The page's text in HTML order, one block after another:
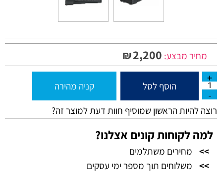
מחיר מבצע: ₪2,200
הוסף לסל קניה מהירה
רוצה להיות הראשון שמוסיף חוות דעת למוצר זה?
למה לקוחות קונים אצלנו?
>>
מחירים משתלמים
>>
משלוחים תוך מספר ימי עסקים